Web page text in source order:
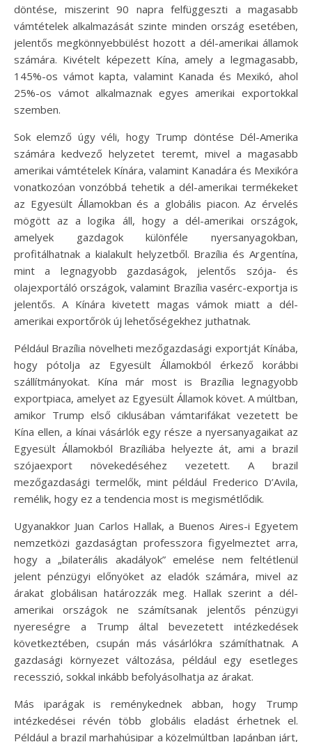
döntése, miszerint 90 napra felfüggeszti a magasabb
vámtételek alkalmazását szinte minden ország esetében,
jelentős megkönnyebbülést hozott a dél-amerikai államok
számára. Kivételt képezett Kína, amely a legmagasabb,
145%-os vámot kapta, valamint Kanada és Mexikó, ahol
25%-os vámot alkalmaznak egyes amerikai exportokkal
szemben.
Sok elemző úgy véli, hogy Trump döntése Dél-Amerika
számára kedvező helyzetet teremt, mivel a magasabb
amerikai vámtételek Kínára, valamint Kanadára és Mexikóra
vonatkozóan vonzóbbá tehetik a dél-amerikai termékeket
az Egyesült Államokban és a globális piacon. Az érvelés
mögött az a logika áll, hogy a dél-amerikai országok,
amelyek gazdagok különféle nyersanyagokban,
profitálhatnak a kialakult helyzetből. Brazília és Argentína,
mint a legnagyobb gazdaságok, jelentős szója- és
olajexportáló országok, valamint Brazília vasérc-exportja is
jelentős. A Kínára kivetett magas vámok miatt a dél-
amerikai exportőrök új lehetőségekhez juthatnak.
Például Brazília növelheti mezőgazdasági exportját Kínába,
hogy pótolja az Egyesült Államokból érkező korábbi
szállítmányokat. Kína már most is Brazília legnagyobb
exportpiaca, amelyet az Egyesült Államok követ. A múltban,
amikor Trump első ciklusában vámtarifákat vezetett be
Kína ellen, a kínai vásárlók egy része a nyersanyagaikat az
Egyesült Államokból Brazíliába helyezte át, ami a brazil
szójaexport növekedéséhez vezetett. A brazil
mezőgazdasági termelők, mint például Frederico D’Avila,
remélik, hogy ez a tendencia most is megismétlődik.
Ugyanakkor Juan Carlos Hallak, a Buenos Aires-i Egyetem
nemzetközi gazdaságtan professzora figyelmeztet arra,
hogy a „bilaterális akadályok” emelése nem feltétlenül
jelent pénzügyi előnyöket az eladók számára, mivel az
árakat globálisan határozzák meg. Hallak szerint a dél-
amerikai országok ne számítsanak jelentős pénzügyi
nyereségre a Trump által bevezetett intézkedések
következtében, csupán más vásárlókra számíthatnak. A
gazdasági környezet változása, például egy esetleges
recesszió, sokkal inkább befolyásolhatja az árakat.
Más iparágak is reménykednek abban, hogy Trump
intézkedései révén több globális eladást érhetnek el.
Például a brazil marhahúsipar a közelmúltban Japánban járt,